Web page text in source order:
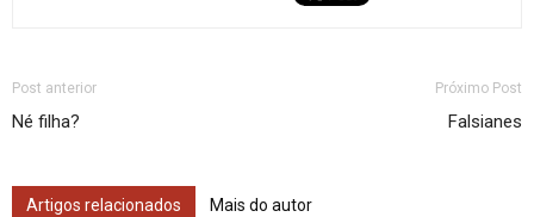
Post anterior
Né filha?
Próximo Post
Falsianes
Artigos relacionados Mais do autor